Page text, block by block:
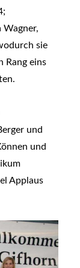
Wagner,
sie
Rang eins
und
und
Applaus